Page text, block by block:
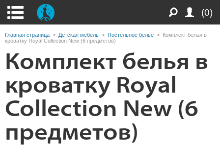
(0)
Главная страница > Детская мебель > Постельное белье > Комплект белья в
кроватку Royal Collection New (6 предметов)
Комплект белья в
кроватку Royal
Collection New (6
предметов)